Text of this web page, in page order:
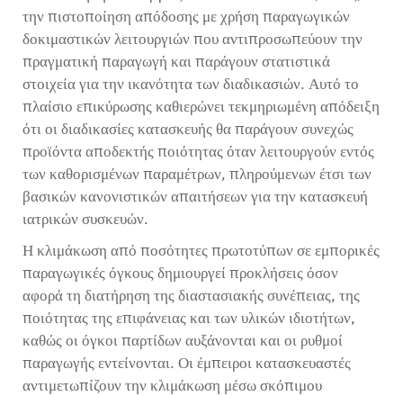
την πιστοποίηση απόδοσης με χρήση παραγωγικών
δοκιμαστικών λειτουργιών που αντιπροσωπεύουν την
πραγματική παραγωγή και παράγουν στατιστικά
στοιχεία για την ικανότητα των διαδικασιών. Αυτό το
πλαίσιο επικύρωσης καθιερώνει τεκμηριωμένη απόδειξη
ότι οι διαδικασίες κατασκευής θα παράγουν συνεχώς
προϊόντα αποδεκτής ποιότητας όταν λειτουργούν εντός
των καθορισμένων παραμέτρων, πληρούμενων έτσι των
βασικών κανονιστικών απαιτήσεων για την κατασκευή
ιατρικών συσκευών.
Η κλιμάκωση από ποσότητες πρωτοτύπων σε εμπορικές
παραγωγικές όγκους δημιουργεί προκλήσεις όσον
αφορά τη διατήρηση της διαστασιακής συνέπειας, της
ποιότητας της επιφάνειας και των υλικών ιδιοτήτων,
καθώς οι όγκοι παρτίδων αυξάνονται και οι ρυθμοί
παραγωγής εντείνονται. Οι έμπειροι κατασκευαστές
αντιμετωπίζουν την κλιμάκωση μέσω σκόπιμου